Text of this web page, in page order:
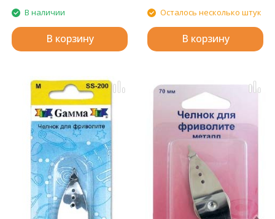
В наличии
В корзину
Осталось несколько штук
В корзину